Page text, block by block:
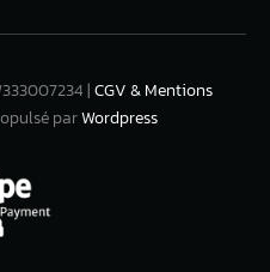
|CGV & Mentions
parWordpress